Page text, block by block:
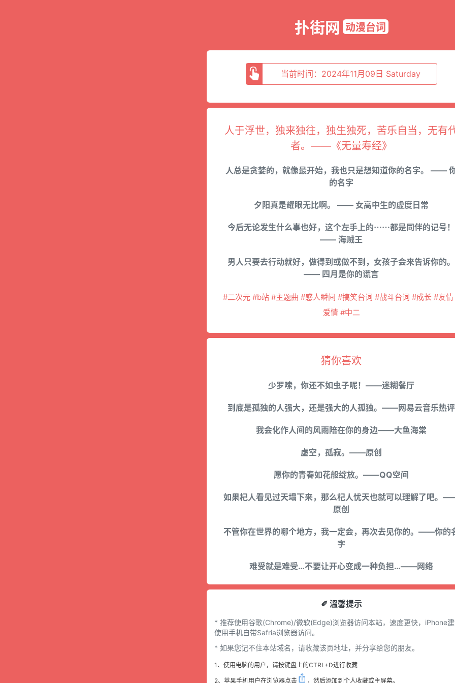
扑街网 动漫台词
当前时间：2024年11月09日 Saturday
人于浮世，独来独往，独生独死，苦乐自当，无有
者。——《无量寿经》
人总是贪婪的，就像最开始，我也只是想知道你的名字。 ——
的名字
夕阳真是耀眼无比啊。 —— 女高中生的虚度日常
今后无论发生什么事也好，这个左手上的⋯⋯都是同伴的记号！
—— 海贼王
男人只要去行动就好，做得到或做不到，女孩子会来告诉你的。
—— 四月是你的谎言
#二次元 #b站 #主题曲 #感人瞬间 #搞笑台词 #战斗台词 #成长 #友情
爱情 #中二
猜你喜欢
少罗嗦，你还不如虫子呢！——迷糊餐厅
到底是孤独的人强大，还是强大的人孤独。——网易云音乐热评
我会化作人间的风雨陪在你的身边——大鱼海棠
虚空，孤寂。——原创
愿你的青春如花般绽放。——QQ空间
如果杞人看见过天塌下来，那么杞人忧天也就可以理解了吧。
原创
不管你在世界的哪个地方，我一定会，再次去见你的。——你的
字
难受就是难受…不要让开心变成一种负担…——网络
✐ 溫馨提示
* 推荐使用谷歌(Chrome)/微软(Edge)浏览器访问本站，速度更快，iPhone
使用手机自带Safria浏览器访问。
* 如果您记不住本站域名，请收藏该页地址，并分享给您的朋友。
1、使用电脑的用户，请按键盘上的CTRL+D进行收藏
2、苹果手机用户在浏览器点击 ，然后添加到个人收藏或主屏幕。